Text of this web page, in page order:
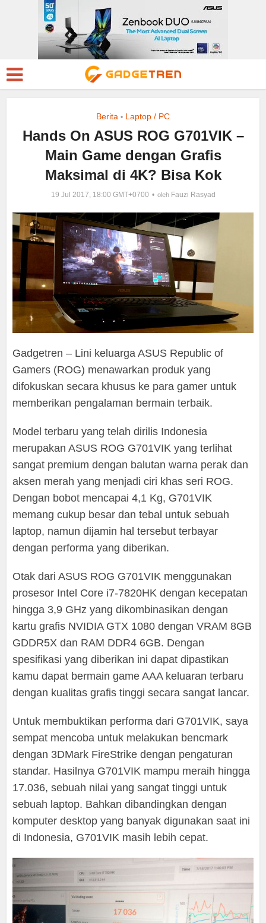
Berita • Laptop / PC
Hands On ASUS ROG G701VIK –
Main Game dengan Grafis
Maksimal di 4K? Bisa Kok
19 Jul 2017, 18:00 GMT+0700 oleh Fauzi Rasyad
Gadgetren – Lini keluarga ASUS Republic of
Gamers (ROG) menawarkan produk yang
difokuskan secara khusus ke para gamer untuk
memberikan pengalaman bermain terbaik.
Model terbaru yang telah dirilis Indonesia
merupakan ASUS ROG G701VIK yang terlihat
sangat premium dengan balutan warna perak dan
aksen merah yang menjadi ciri khas seri ROG.
Dengan bobot mencapai 4,1 Kg, G701VIK
memang cukup besar dan tebal untuk sebuah
laptop, namun dijamin hal tersebut terbayar
dengan performa yang diberikan.
Otak dari ASUS ROG G701VIK menggunakan
prosesor Intel Core i7-7820HK dengan kecepatan
hingga 3,9 GHz yang dikombinasikan dengan
kartu grafis NVIDIA GTX 1080 dengan VRAM 8GB
GDDR5X dan RAM DDR4 6GB. Dengan
spesifikasi yang diberikan ini dapat dipastikan
kamu dapat bermain game AAA keluaran terbaru
dengan kualitas grafis tinggi secara sangat lancar.
Untuk membuktikan performa dari G701VIK, saya
sempat mencoba untuk melakukan bencmark
dengan 3DMark FireStrike dengan pengaturan
standar. Hasilnya G701VIK mampu meraih hingga
17.036, sebuah nilai yang sangat tinggi untuk
sebuah laptop. Bahkan dibandingkan dengan
komputer desktop yang banyak digunakan saat ini
di Indonesia, G701VIK masih lebih cepat.